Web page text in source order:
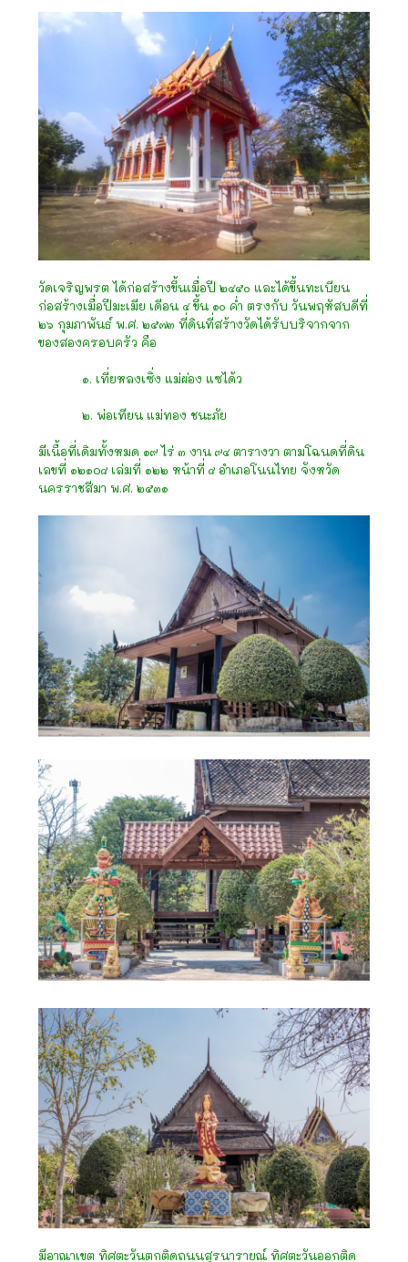
วัดเจริญพรต ได้ก่อสร้างขึ้นเมื่อปี ๒๔๕๐ และได้ขึ้นทะเบียน
ก่อสร้างเมื่อปีมะเมีย เดีอน ๔ ขึ้น ๑๐ ค่ำ ตรงกับ วันพฤหัสบดีที่
๒๖ กุมภาพันธ์ พ.ศ. ๒๕๗๓ ที่ดินที่สร้างวัดได้รับบริจากจาก
ของสองครอบครัว คือ
๑. เที่ยหลงเซิ่ง แม่ผ่อง แซได้ว
๒. พ่อเทียน แม่ทอง ชนะภัย
มีเนื้อที่เดิมทั้งหมด ๑๙ ไร่ ๓ งาน ๙๔ ตารางวา ตามโฉนดที่ดิน
เลขที่ ๑๒๑o๘ เล่มที่ ๑๒๒ หน้าที่ ๘ อำเภอโนนไทย จังหวัด
นครราชสีมา พ.ศ. ๒๕๓๑
มีอาณาเขต ทิศตะวันตกติดถนนสุรนารายณ์ ทิศตะวันออกติด